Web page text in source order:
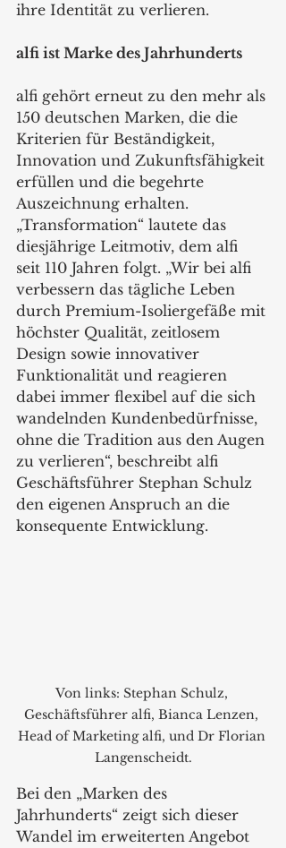
ihre Identität zu verlieren.
alfi ist Marke des Jahrhunderts
alfi gehört erneut zu den mehr als
150 deutschen Marken, die die
Kriterien für Beständigkeit,
Innovation und Zukunftsfähigkeit
erfüllen und die begehrte
Auszeichnung erhalten.
„Transformation“ lautete das
diesjährige Leitmotiv, dem alfi
seit 110 Jahren folgt. „Wir bei alfi
verbessern das tägliche Leben
durch Premium-Isoliergefäße mit
höchster Qualität, zeitlosem
Design sowie innovativer
Funktionalität und reagieren
dabei immer flexibel auf die sich
wandelnden Kundenbedürfnisse,
ohne die Tradition aus den Augen
zu verlieren“, beschreibt alfi
Geschäftsführer Stephan Schulz
den eigenen Anspruch an die
konsequente Entwicklung.
Von links: Stephan Schulz,
Geschäftsführer alfi, Bianca Lenzen,
Head of Marketing alfi, und Dr Florian
Langenscheidt.
Bei den „Marken des
Jahrhunderts“ zeigt sich dieser
Wandel im erweiterten Angebot